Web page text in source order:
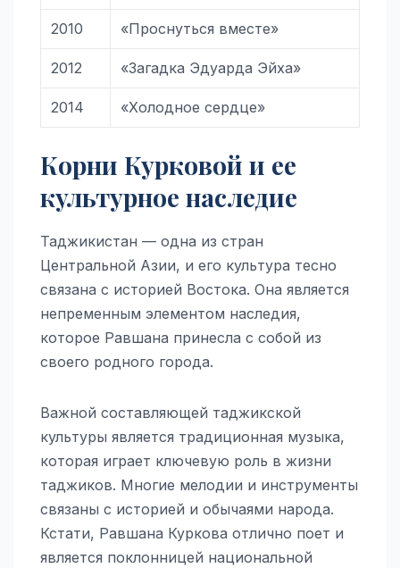
2010 «Проснуться вместе»
2012 «Загадка Эдуарда Эйха»
2014 «Холодное сердце»
Корни Курковой и ее
культурное наследие
Таджикистан — одна из стран
Центральной Азии, и его культура тесно
связана с историей Востока. Она является
непременным элементом наследия,
которое Равшана принесла с собой из
своего родного города.
Важной составляющей таджикской
культуры является традиционная музыка,
которая играет ключевую роль в жизни
таджиков. Многие мелодии и инструменты
связаны с историей и обычаями народа.
Кстати, Равшана Куркова отлично поет и
является поклонницей национальной